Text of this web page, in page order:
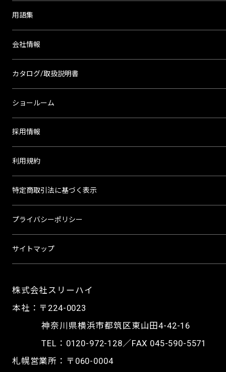
株式会社スリーハイ
本社：〒224-0023
神奈川県横浜市都筑区東山田4-42-16
TEL： 0120-972-128／FAX 045-590-5571
札幌営業所：〒060-0004
用語集
会社情報
カタログ/取扱説明書
ショールーム
採用情報
利用規約
特定商取引法に基づく表示
プライバシーポリシー
サイトマップ